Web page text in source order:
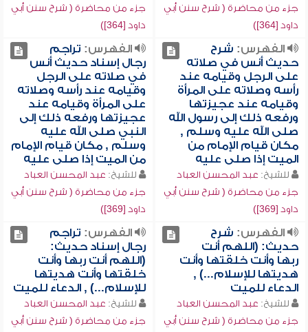
جزء من محاضرة ( شرح سنن أبي
داود [364])
جزء من محاضرة ( شرح سنن أبي
داود [364])
الفهرس: شرح
حديث أنس في صلاته
على الرجل وقيامه عند
رأسه وصلاته على المرأة
وقيامه عند عجيزتها
ورفعه ذلك إلى رسول الله
صلى الله عليه وسلم ,
مكان قيام الإمام من
الميت إذا صلى عليه
للشيخ: عبد المحسن العباد
جزء من محاضرة ( شرح سنن أبي
داود [369])
الفهرس: تراجم
رجال إسناد حديث أنس
في صلاته على الرجل
وقيامه عند رأسه وصلاته
على المرأة وقيامه عند
عجيزتها ورفعه ذلك إلى
النبي صلى الله عليه
وسلم , مكان قيام الإمام
من الميت إذا صلى عليه
للشيخ: عبد المحسن العباد
جزء من محاضرة ( شرح سنن أبي
داود [369])
الفهرس: شرح
حديث: (اللهم أنت
ربها وأنت خلقتها وأنت
هديتها للإسلام...) ,
الدعاء للميت
للشيخ: عبد المحسن العباد
جزء من محاضرة ( شرح سنن أبي
الفهرس: تراجم
رجال إسناد حديث:
(اللهم أنت ربها وأنت
خلقتها وأنت هديتها
للإسلام...) , الدعاء للميت
للشيخ: عبد المحسن العباد
جزء من محاضرة ( شرح سنن أبي